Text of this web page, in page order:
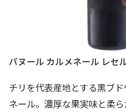
パヌール カルメネール レセ
チリを代表産地とする黒ブ
ネール。濃厚な果実味と柔